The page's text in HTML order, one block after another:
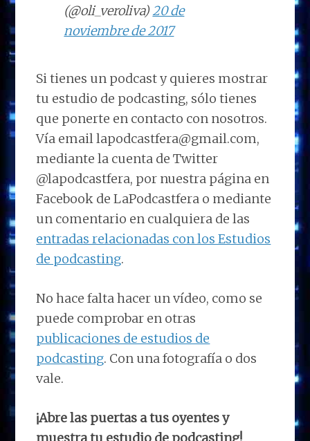
(@oli_veroliva)20 de
noviembre de 2017
Si tienes un podcast y quieres mostrar
tu estudio de podcasting, sólo tienes
que ponerte en contacto con nosotros.
Vía email lapodcastfera@gmail.com,
mediante la cuenta de Twitter
@lapodcastfera, por nuestra página en
Facebook de LaPodcastfera o mediante
un comentario en cualquiera de las
entradas relacionadas con los Estudios
de podcasting.
No hace falta hacer un vídeo, como se
puede comprobar en otras
publicaciones de estudios de
podcasting. Con una fotografía o dos
vale.
¡Abre las puertas a tus oyentes y